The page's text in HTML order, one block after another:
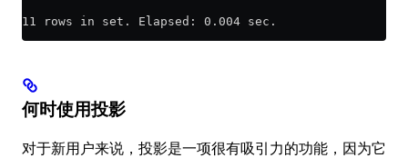
11 rows in set. Elapsed: 0.004 sec.
何时使用投影
对于新用户来说，投影是一项很有吸引力的功能，因为它